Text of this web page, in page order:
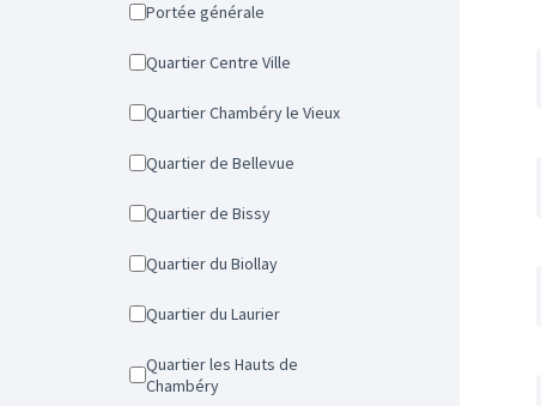
Portée générale
Quartier Centre Ville
Quartier Chambéry le Vieux
Quartier de Bellevue
Quartier de Bissy
Quartier du Biollay
Quartier du Laurier
Quartier les Hauts de
Chambéry